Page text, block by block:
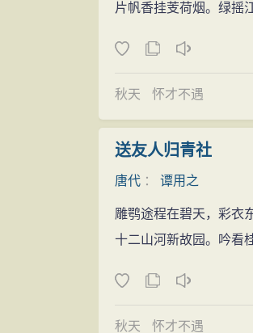
片帆香挂芰荷烟。绿摇
秋天 怀才不遇
送友人归青社
唐代 ： 谭用之
雕鹗途程在碧天，彩衣
十二山河新故园。吟看
秋天 怀才不遇